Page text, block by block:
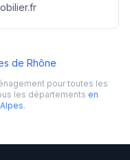
de Rhône
pour toutes les
les départements en
.